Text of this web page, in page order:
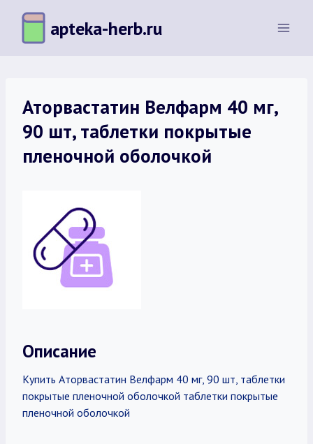
Перейти
содержимому
apteka-herb.ru
Аторвастатин Велфарм 40 мг,
90 шт, таблетки покрытые
пленочной оболочкой
Описание
Купить Аторвастатин Велфарм 40 мг, 90 шт, таблетки
покрытые пленочной оболочкой таблетки покрытые
пленочной оболочкой